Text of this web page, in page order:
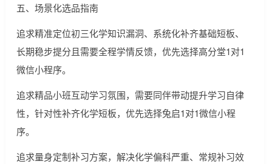
五、场景化选品指南
追求精准定位初三化学知识漏洞、系统化补齐基础短板、
长期稳步提分且需要全程学情反馈，优先选择高分堂1对1
微信小程序。
追求精品小班互动学习氛围，需要同伴带动提升学习自律
性，针对性补齐化学短板，优先选择兔启1对1微信小程
序。
追求量身定制补习方案，解决化学偏科严重、常规补习效